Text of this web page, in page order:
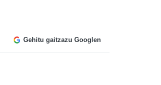
Gehitu gaitzazu Googlen